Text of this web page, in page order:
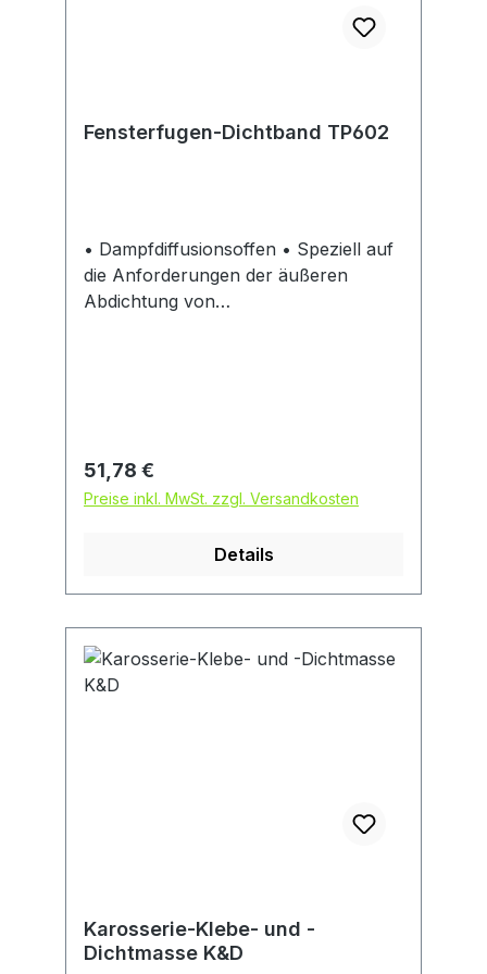
Fensterfugen-Dichtband TP602
• Dampfdiffusionsoffen • Speziell auf
die Anforderungen der äußeren
Abdichtung von
Regulärer Preis:
51,78 €
Preise inkl. MwSt. zzgl. Versandkosten
Details
Karosserie-Klebe- und -
Dichtmasse K&D